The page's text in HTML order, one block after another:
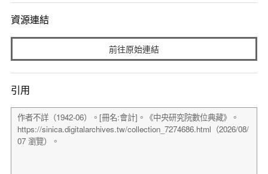
資源連結
前往原始連結
引用